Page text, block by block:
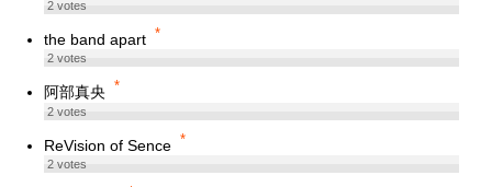
2votes
the band apart *
2votes
阿部真央 *
2votes
ReVision of Sence *
2votes